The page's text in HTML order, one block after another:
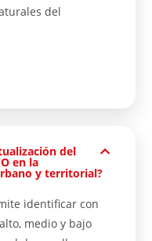
del
del
en la
y territorial?
identificar con
medio y bajo